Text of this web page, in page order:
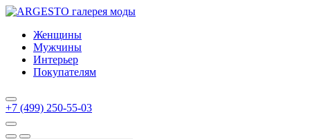
Женщины
Мужчины
Интерьер
Покупателям
+7 (499) 250-55-03